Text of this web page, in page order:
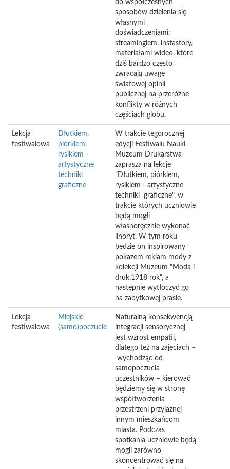
do współczesnych
sposobów dzielenia się
własnymi
doświadczeniami:
streamingiem, instastory,
materiałami wideo, które
dziś bardzo często
zwracają uwagę
światowej opinii
publicznej na przeróżne
konflikty w różnych
częściach globu.
Lekcja
festiwalowa
Dłutkiem,
piórkiem,
rysikiem -
artystyczne
techniki
graficzne
W trakcie tegorocznej
edycji Festiwalu Nauki
Muzeum Drukarstwa
zaprasza na lekcje
"Dłutkiem, piórkiem,
rysikiem - artystyczne
techniki graficzne", w
trakcie których uczniowie
będą mogłi
własnoręcznie wykonać
linoryt. W tym roku
będzie on inspirowany
pokazem reklam mody z
kolekcji Muzeum "Moda i
druk.1918 rok", a
następnie wytłoczyć go
na zabytkowej prasie.
Lekcja
festiwalowa
Miejskie
(samo)poczucie
Naturalną konsekwencją
integracji sensorycznej
jest wzrost empatii,
dlatego też na zajęciach –
wychodząc od
samopoczucia
uczestników – kierować
będziemy się w stronę
współtworzenia
przestrzeni przyjaznej
innym mieszkańcom
miasta. Podczas
spotkania uczniowie będą
mogli zarówno
skoncentrować się na